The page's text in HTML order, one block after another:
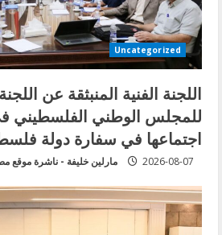
Uncategorized
اللجنة الفنية المنبثقة عن
للمجلس الوطني الفلسطيني
اجتماعها في سفارة دولة
مارلين خليفة - ناشرة موقع 2026-08-07